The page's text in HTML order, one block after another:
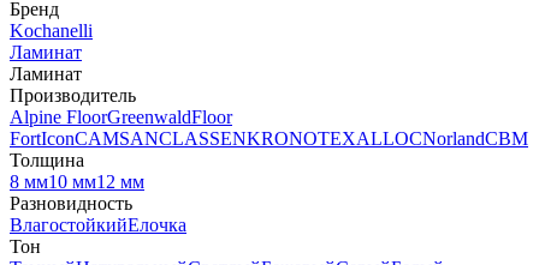
Бренд
Kochanelli
Ламинат
Ламинат
Производитель
Alpine FloorGreenwaldFloor
FortIconCAMSANCLASSENKRONOTEXALLOCNorlandCBM
Толщина
8 мм10 мм12 мм
Разновидность
ВлагостойкийЕлочка
Тон